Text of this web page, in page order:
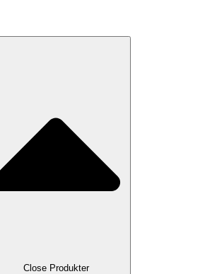
Close Produkter